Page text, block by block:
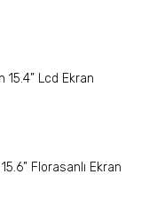
15.4” Lcd Ekran
Florasanlı Ekran